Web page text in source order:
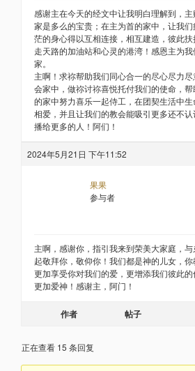
感谢主在今天的经文中让我明白理解到，
家是多么的宝贵；在主为首的家中，让我
茫的身心得以互相连接，相互建造，彼此
走天路的加油站和心灵的港湾！感恩主为
家。
主啊！求祢帮助我们同心合一的尽心尽力
会家中，做祢讨祢喜悦托付我们的使命，
的家中努力喜乐一起侍工，在团契生活中
相爱，并且让我们的教会能吸引更多还不
播给更多的人！阿们！
2024年5月21日 下午11:52
果果
参与者
主啊，感谢你，指引我来到荣美大家庭，
起敬拜你，敬仰你！我们都是神的儿女，
更加享受你对我们的爱，更增添我们彼此的
更加爱神！感谢主，阿门！
作者 帖子
正在查看 15 条回复